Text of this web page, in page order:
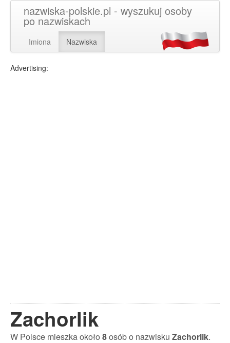
nazwiska-polskie.pl - wyszukuj osoby
po nazwiskach
Imiona Nazwiska
Advertising:
Zachorlik
W Polsce mieszka około8osób o nazwisku Zachorlik.